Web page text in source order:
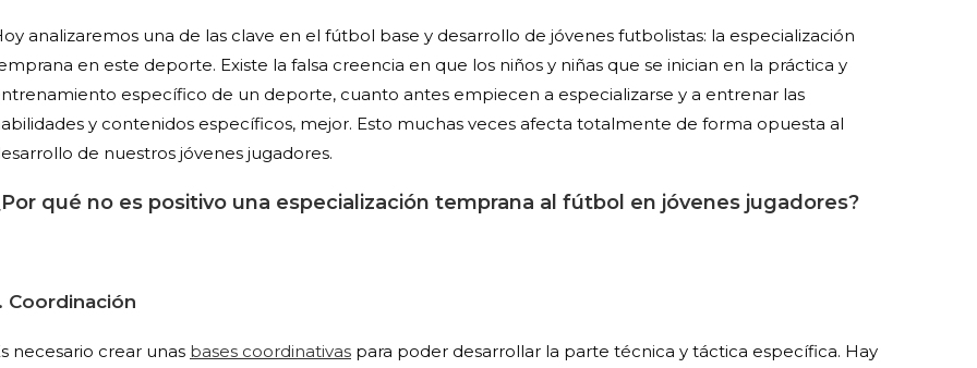
analizaremos una de las clave en el fútbol base y desarrollo de jóvenes futbolistas: la especialización
en este deporte. Existe la falsa creencia en que los niños y niñas que se inician en la práctica y
específico de un deporte, cuanto antes empiecen a especializarse y a entrenar las
y contenidos específicos, mejor. Esto muchas veces afecta totalmente de forma opuesta al
de nuestros jóvenes jugadores.
qué no es positivo una especialización temprana al fútbol en jóvenes jugadores?
Coordinación
necesario crear unas bases coordinativas para poder desarrollar la parte técnica y táctica específica. Hay